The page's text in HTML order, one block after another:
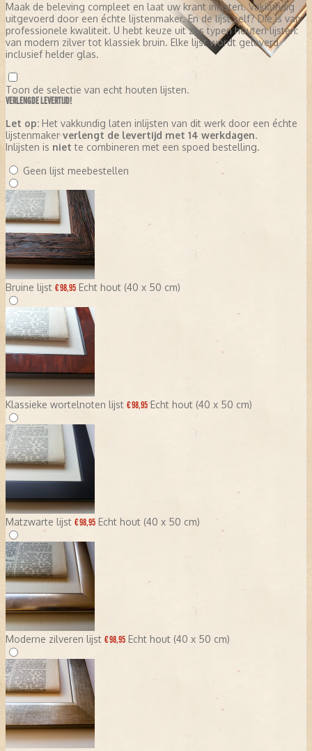
Maak de beleving compleet en laat uw krant inlijsten. Vakkundig
uitgevoerd door een échte lijstenmaker. En de lijst zelf? Die is van
professionele kwaliteit. U hebt keuze uit zes typen houten lijsten:
van modern zilver tot klassiek bruin. Elke lijst wordt geleverd
inclusief helder glas.
Toon de selectie van echt houten lijsten.
VERLENGDE LEVERTIJD!
Let op: Het vakkundig laten inlijsten van dit werk door een échte
lijstenmakerverlengt de levertijd met 14 werkdagen.
Inlijsten is niet te combineren met een spoed bestelling.
Geen lijst meebestellen
Bruine lijst € 98,95 Echt hout (40 x 50 cm)
Klassieke wortelnoten lijst € 98,95 Echt hout (40 x 50 cm)
Matzwarte lijst € 98,95 Echt hout (40 x 50 cm)
Moderne zilveren lijst € 98,95 Echt hout (40 x 50 cm)